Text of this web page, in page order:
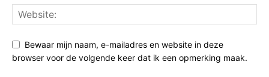
Bewaar mijn naam, e-mailadres en website in deze
browser voor de volgende keer dat ik een opmerking maak.